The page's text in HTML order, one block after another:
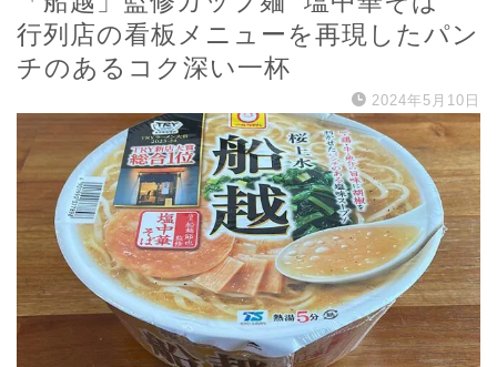
行列店の看板メニューを再現したパン
チのあるコク深い一杯
2024年5月10日